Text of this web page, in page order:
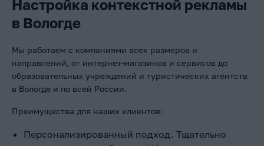
Настройка контекстной рекламы
в Вологде
Мы работаем с компаниями всех размеров и
направлений, от интернет-магазинов и сервисов до
образовательных учреждений и туристических агентств
в Вологде и по всей России.
Преимущества для наших клиентов:
Персонализированный подход. Тщательно